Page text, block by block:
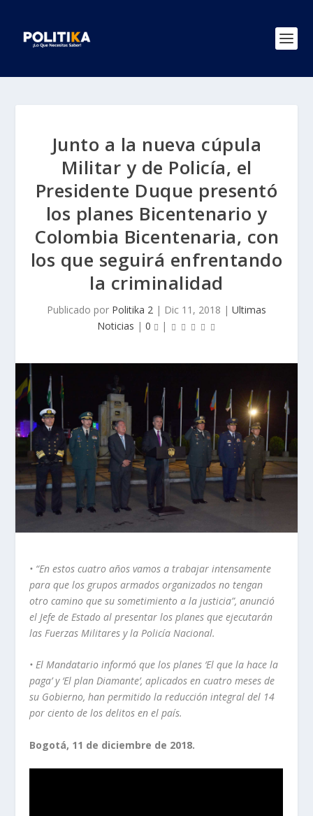
Junto a la nueva cúpula
Militar y de Policía, el
Presidente Duque presentó
los planes Bicentenario y
Colombia Bicentenaria, con
los que seguirá enfrentando
la criminalidad
Publicado por Politika 2 | Dic 11, 2018 | Ultimas
Noticias | 0 |
• “En estos cuatro años vamos a trabajar intensamente
para que los grupos armados organizados no tengan
otro camino que su sometimiento a la justicia”, anunció
el Jefe de Estado al presentar los planes que ejecutarán
las Fuerzas Militares y la Policía Nacional.
• El Mandatario informó que los planes ‘El que la hace la
paga’ y ‘El plan Diamante’, aplicados en cuatro meses de
su Gobierno, han permitido la reducción integral del 14
por ciento de los delitos en el país.
Bogotá, 11 de diciembre de 2018.